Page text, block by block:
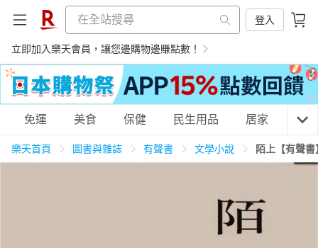
登入
立即加入樂天會員，讓您邊購物邊賺點數！
購物網分類
免運 美食 保健 民生用品 居家 3C
樂天首頁 圖書與雜誌 有聲書 文學小說 陌上【有聲書